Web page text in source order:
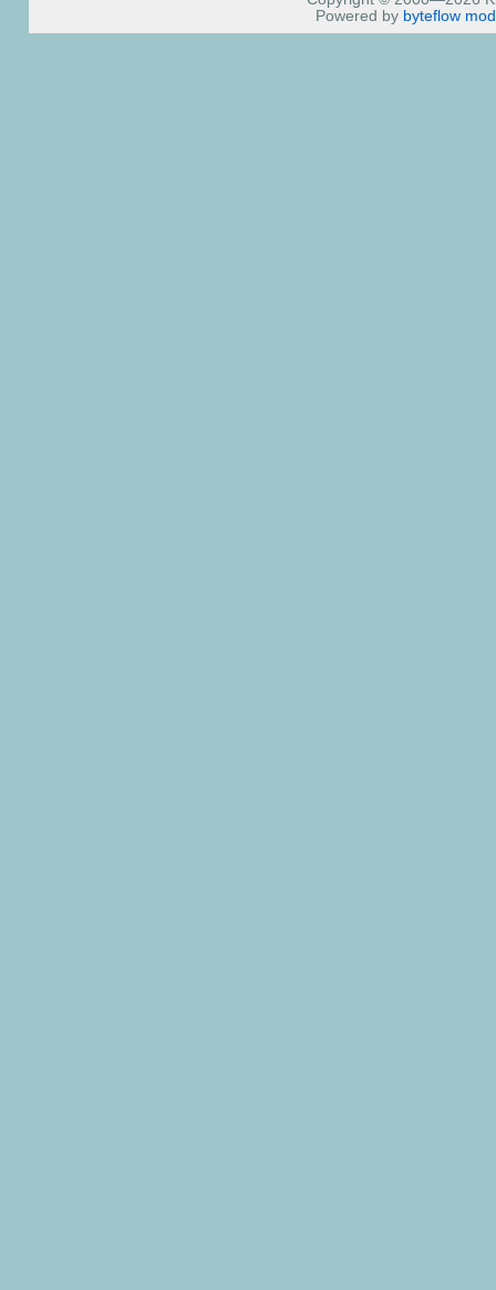
Powered by byteflow